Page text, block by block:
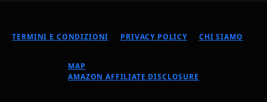
TERMINI E CONDIZIONI PRIVACY POLICY CHI SIAMO
MAP
AMAZON AFFILIATE DISCLOSURE